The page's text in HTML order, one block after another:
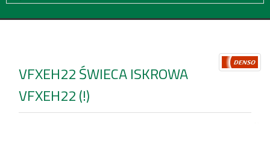
VFXEH22ŚWIECA ISKROWA
VFXEH22 (!)